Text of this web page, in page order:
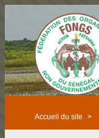
Accueil du site >